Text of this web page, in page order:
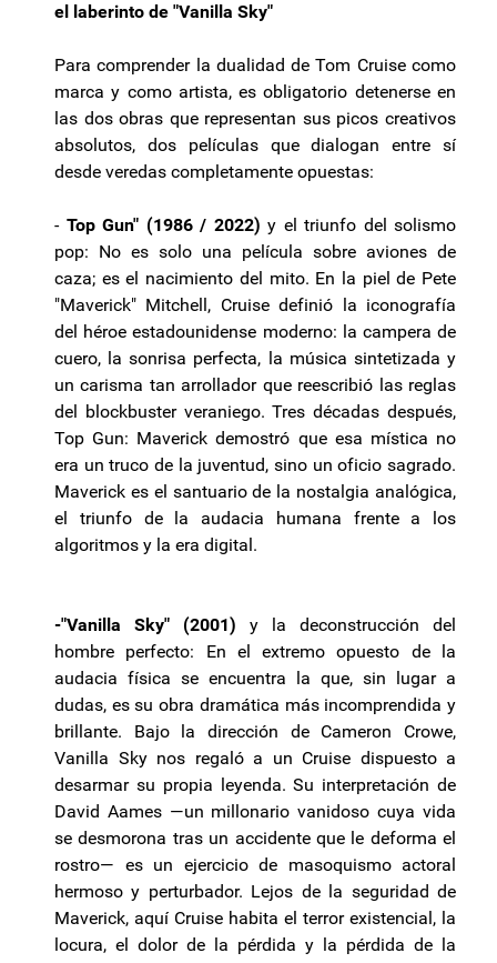
el laberinto de "Vanilla Sky"
Para comprender la dualidad de Tom Cruise como
marca y como artista, es obligatorio detenerse en
las dos obras que representan sus picos creativos
absolutos, dos películas que dialogan entre sí
desde veredas completamente opuestas:
- Top Gun" (1986 / 2022) y el triunfo del solismo
pop: No es solo una película sobre aviones de
caza; es el nacimiento del mito. En la piel de Pete
"Maverick" Mitchell, Cruise definió la iconografía
del héroe estadounidense moderno: la campera de
cuero, la sonrisa perfecta, la música sintetizada y
un carisma tan arrollador que reescribió las reglas
del blockbuster veraniego. Tres décadas después,
Top Gun: Maverick demostró que esa mística no
era un truco de la juventud, sino un oficio sagrado.
Maverick es el santuario de la nostalgia analógica,
el triunfo de la audacia humana frente a los
algoritmos y la era digital.
-"Vanilla Sky" (2001) y la deconstrucción del
hombre perfecto: En el extremo opuesto de la
audacia física se encuentra la que, sin lugar a
dudas, es su obra dramática más incomprendida y
brillante. Bajo la dirección de Cameron Crowe,
Vanilla Sky nos regaló a un Cruise dispuesto a
desarmar su propia leyenda. Su interpretación de
David Aames —un millonario vanidoso cuya vida
se desmorona tras un accidente que le deforma el
rostro— es un ejercicio de masoquismo actoral
hermoso y perturbador. Lejos de la seguridad de
Maverick, aquí Cruise habita el terror existencial, la
locura, el dolor de la pérdida y la pérdida de la